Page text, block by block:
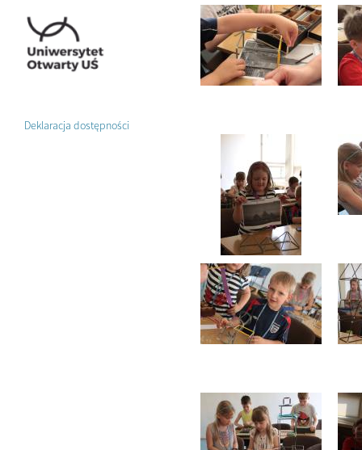
Deklaracja dostępności